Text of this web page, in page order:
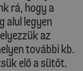
rá, hogy a
alul legyen
az
további kb.
elő a sütőt.